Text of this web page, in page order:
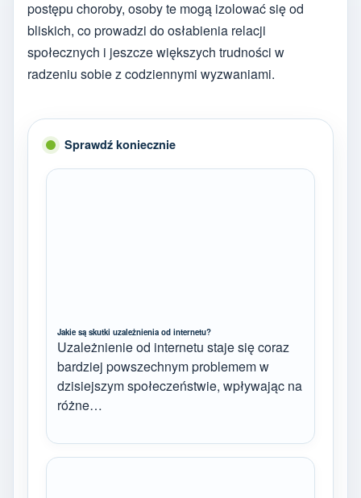
postępu choroby, osoby te mogą izolować się od
bliskich, co prowadzi do osłabienia relacji
społecznych i jeszcze większych trudności w
radzeniu sobie z codziennymi wyzwaniami.
Sprawdź koniecznie
Jakie są skutki uzależnienia od internetu?
Uzależnienie od internetu staje się coraz
bardziej powszechnym problemem w
dzisiejszym społeczeństwie, wpływając na
różne…